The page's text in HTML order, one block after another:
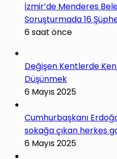
İzmir’de Menderes
Soruşturmada 16
6 saat önce
Değişen Kentlerde
Düşünmek
6 Mayıs 2025
Cumhurbaşkanı
sokağa çıkan herkes
6 Mayıs 2025